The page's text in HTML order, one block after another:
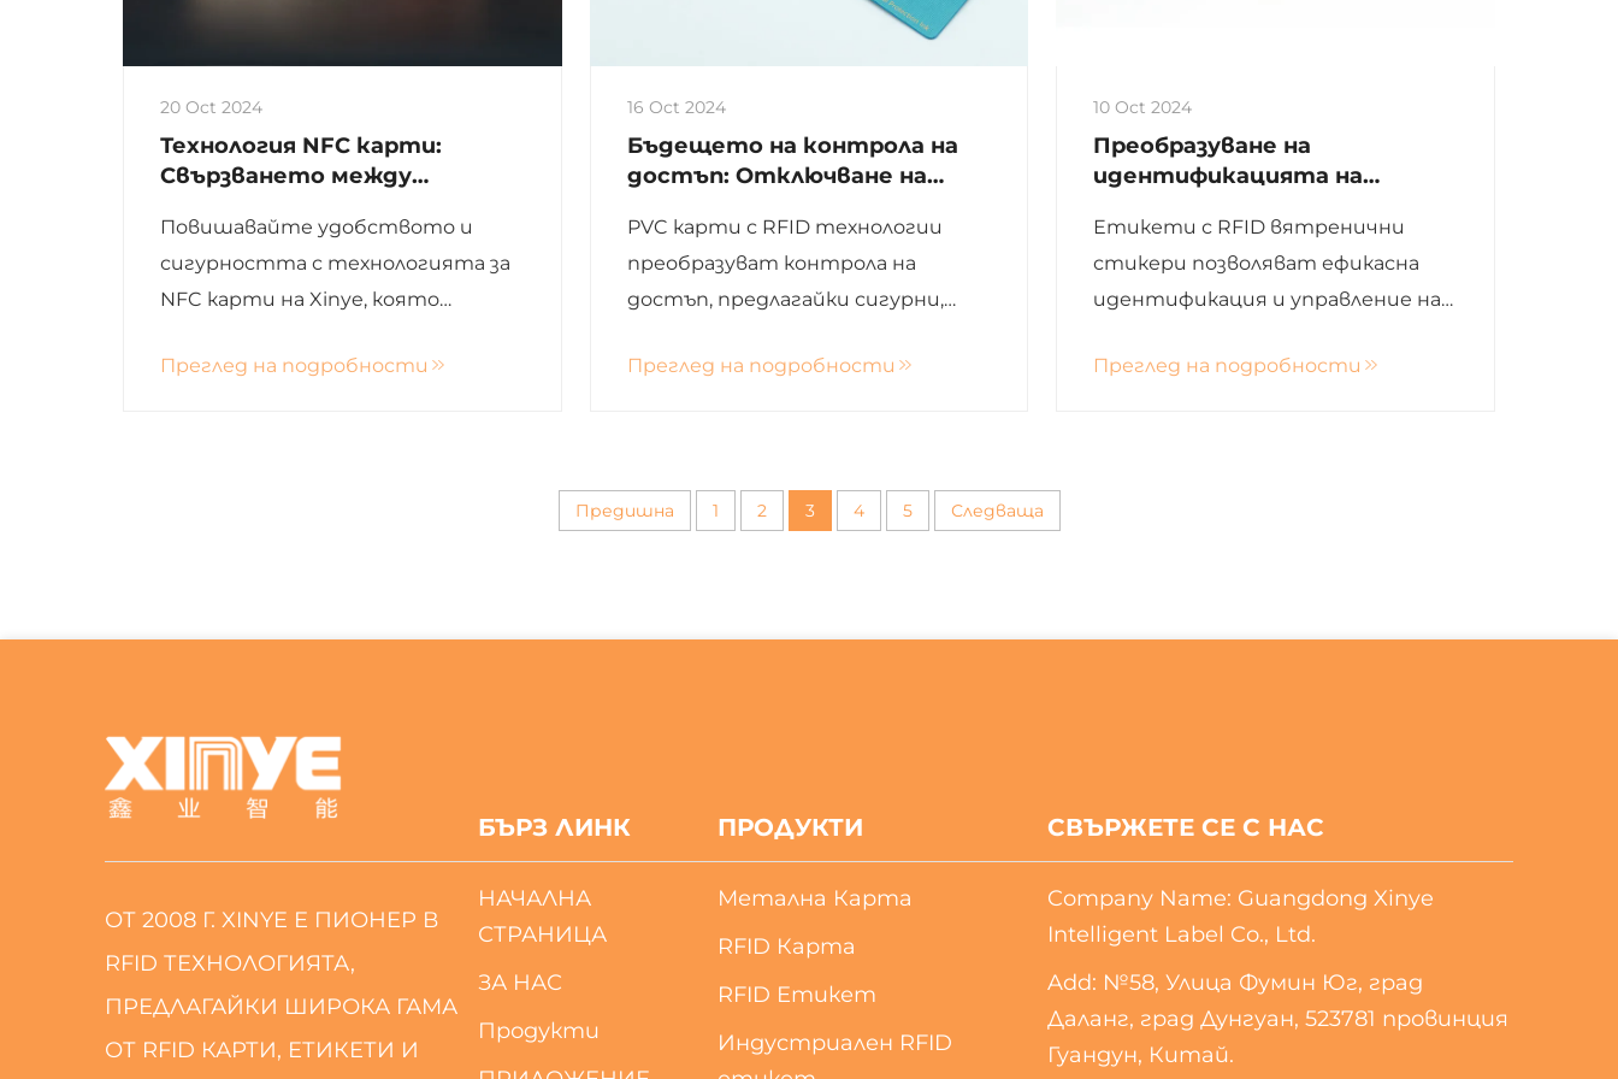
20 Oct 2024
Технология NFC карти:
Свързването между
Повишавайте удобството и
сигурността с технологията за
NFC карти на Xinye, която
мощна криптирана защита за
Преглед на подробности
16 Oct 2024
Бъдещето на контрола на
достъп: Отключване на
PVC карти с RFID технологии
преобразуват контрола на
достъп, предлагайки сигурни,
решения за вход за модерните
Преглед на подробности
10 Oct 2024
Преобразуване на
идентификацията на
етикети с RFID вятренични
стикери
Етикети с RFID вятренични
стикери позволяват ефикасна
идентификация и управление на
шлагбауми, флотски
Преглед на подробности
Предишна 1 2 3 4 5 Следваща
ОТ 2008 Г. XINYE Е ПИОНЕР В
RFID ТЕХНОЛОГИЯТА,
ПРЕДЛАГАЙКИ ШИРОКА ГАМА
ОТ RFID КАРТИ, ЕТИКЕТИ И
БЪРЗ ЛИНК
НАЧАЛНА
СТРАНИЦА
ЗА НАС
Продукти
ПРОДУКТИ
Метална Карта
RFID Карта
RFID Етикет
Индустриален RFID
СВЪРЖЕТЕ СЕ С НАС
Company Name: Guangdong Xinye
Intelligent Label Co., Ltd.
Add: №58, Улица Фумин Юг, град
Даланг, град Дунгуан, 523781 провинция
Гуандун, Китай.